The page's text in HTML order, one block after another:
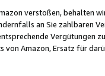
verstoßen, behalten
an Sie zahlbaren
Vergütungen
Amazon, Ersatz für